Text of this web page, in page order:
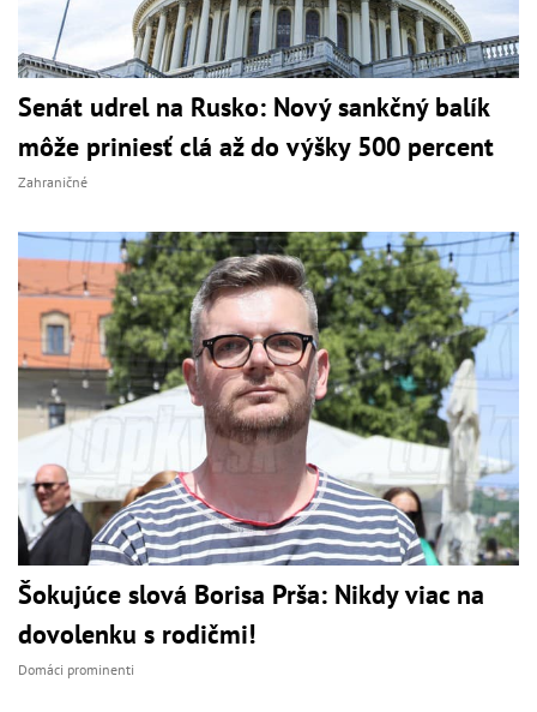
Senát udrel na Rusko: Nový sankčný balík
môže priniesť clá až do výšky 500 percent
Zahraničné
Šokujúce slová Borisa Prša: Nikdy viac na
dovolenku s rodičmi!
Domáci prominenti